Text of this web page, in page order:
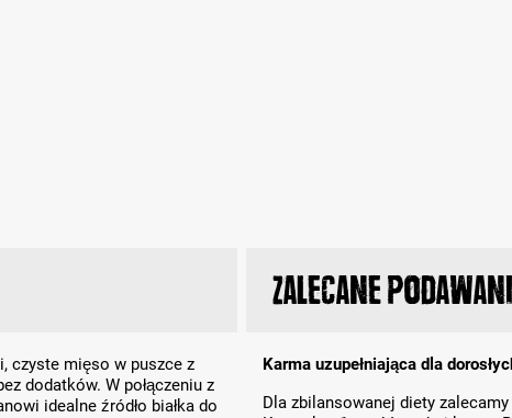
czyste mięso w puszce z
dodatków. W połączeniu z
idealne źródło białka do
Zalecane
Karma uzupełniająca dla
Dla zbilansowanej diety